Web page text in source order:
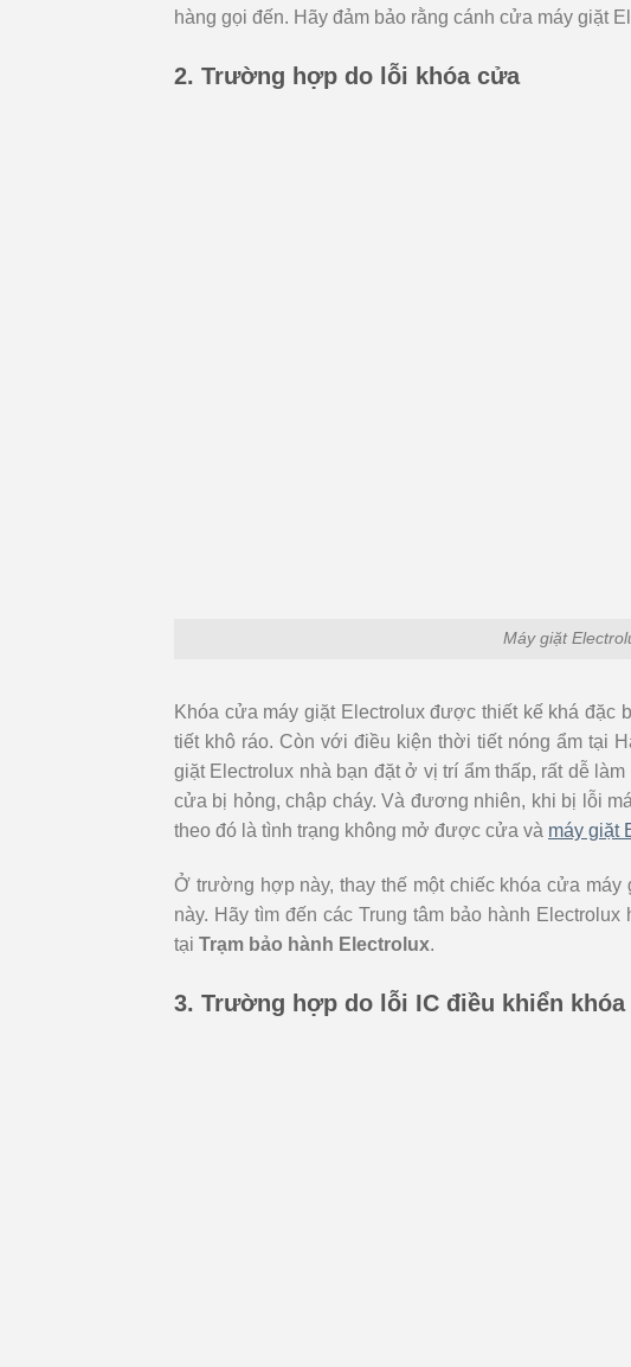
hàng gọi đến. Hãy đảm bảo rằng cánh cửa máy giặt
2. Trường hợp do lỗi khóa cửa
Máy giặt
Khóa cửa máy giặt Electrolux được thiết kế khá đặc
tiết khô ráo. Còn với điều kiện thời tiết nóng ẩm tại
giặt Electrolux nhà bạn đặt ở vị trí ẩm thấp, rất dễ
cửa bị hỏng, chập cháy. Và đương nhiên, khi bị lỗi
theo đó là tình trạng không mở được cửa và máy giặt
Ở trường hợp này, thay thế một chiếc khóa cửa
này. Hãy tìm đến các Trung tâm bảo hành
tại Trạm bảo hành Electrolux.
3. Trường hợp do lỗi IC điều khiển